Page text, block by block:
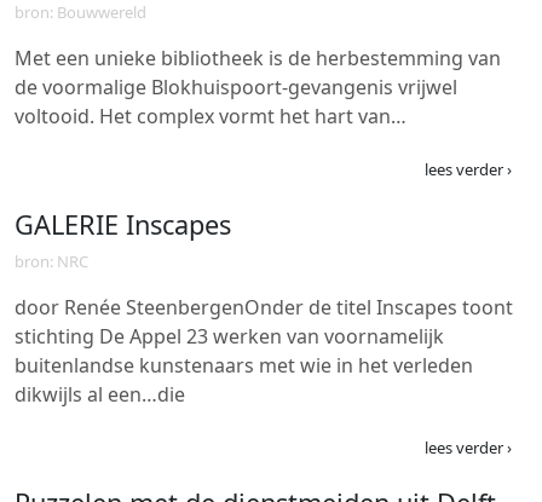
bron: Bouwwereld
Met een unieke bibliotheek is de herbestemming van
de voormalige Blokhuispoort-gevangenis vrijwel
voltooid. Het complex vormt het hart van…
lees verder ›
GALERIE Inscapes
bron: NRC
door Renée SteenbergenOnder de titel Inscapes toont
stichting De Appel 23 werken van voornamelijk
buitenlandse kunstenaars met wie in het verleden
dikwijls al een…die
lees verder ›